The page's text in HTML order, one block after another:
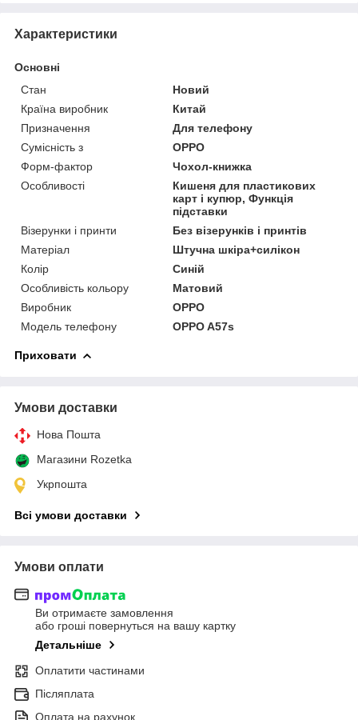
Характеристики
Основні
Стан
Новий
Країна виробник
Китай
Призначення
Для телефону
Сумісність з
OPPO
Форм-фактор
Чохол-книжка
Особливості
Кишеня для пластикових
карт і купюр, Функція
підставки
Візерунки і принти
Без візерунків і принтів
Матеріал
Штучна шкіра+силікон
Колір
Синій
Особливість кольору
Матовий
Виробник
OPPO
Модель телефону
OPPO A57s
Приховати
Умови доставки
Нова Пошта
Магазини Rozetka
Укрпошта
Всі умови доставки
Умови оплати
Ви отримаєте замовлення
або гроші повернуться на вашу картку
Детальніше
Оплатити частинами
Післяплата
Оплата на рахунок